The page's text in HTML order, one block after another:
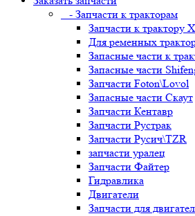
- Запчасти к тракторам
Запчасти к трактору
Для ременных
Запасные части к
Запасные части
Запчасти Foton\Lovol
Запасные части Скаут
Запчасти Кентавр
Запчасти Рустрак
Запчасти Русич\TZR
запчасти уралец
Запчасти Файтер
Гидравлика
Двигатели
Запчасти для